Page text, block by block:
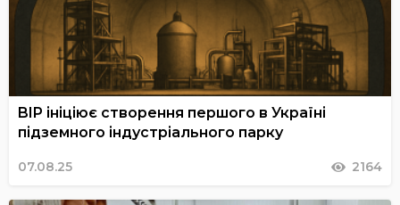
BIP ініціює створення першого в Україні
підземного індустріального парку
07.08.25 2164